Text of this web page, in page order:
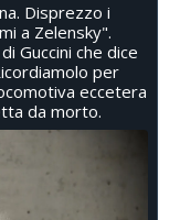
Disprezzo i
a Zelensky".
Guccini che dice
per
eccetera
da morto.